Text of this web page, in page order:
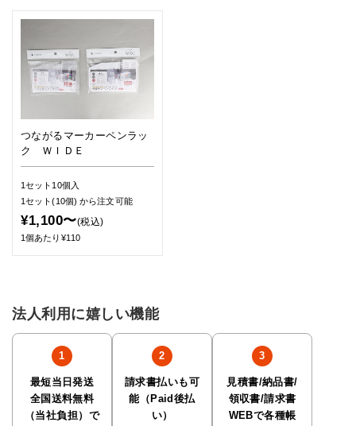
つながるマーカーペンラッ
ク ＷＩＤＥ
1セット10個入
1セット(10個)から注文可能
¥1,100〜(税込)
1個あたり¥110
法人利用に嬉しい機能
最短当日発送
全国送料無料
（当社負担）で
請求書払いも可
能（Paid後払
い）
見積書/納品書/
領収書/請求書
WEBで各種帳